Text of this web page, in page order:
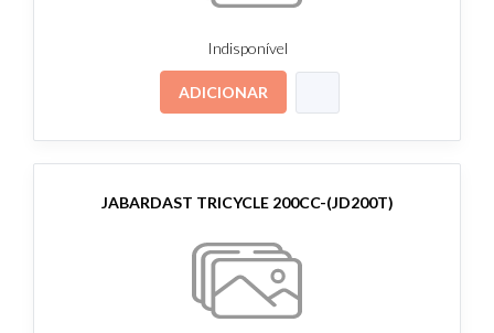
Indisponível
ADICIONAR
JABARDAST TRICYCLE 200CC-(JD200T)